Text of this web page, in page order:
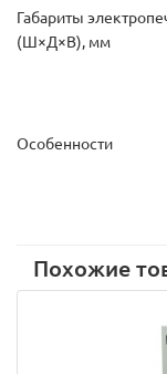
Габариты
(Ш×Д×В), мм
Особенности
Похожие